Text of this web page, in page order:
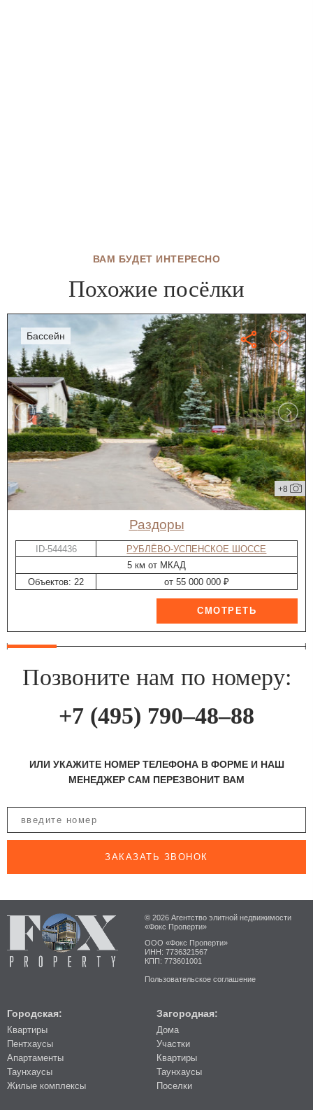
ВАМ БУДЕТ ИНТЕРЕСНО
Похожие посёлки
бассейн
+8
Раздоры
ID-544436
РУБЛЁВО-УСПЕНСКОЕ ШОССЕ
5 км от МКАД
Объектов: 22
от 55 000 000 ₽
Позвоните нам по номеру:
+7 (495) 790–48–88
ИЛИ УКАЖИТЕ НОМЕР ТЕЛЕФОНА В ФОРМЕ И НАШ
МЕНЕДЖЕР САМ ПЕРЕЗВОНИТ ВАМ
ЗАКАЗАТЬ ЗВОНОК
© 2026 Агентство элитной недвижимости
«Фокс Проперти»
ООО «Фокс Проперти»
ИНН: 7736321567
КПП: 773601001
Пользовательское соглашение
Городская:
Квартиры
Пентхаусы
Апартаменты
Таунхаусы
Жилые комплексы
Загородная:
Дома
Участки
Квартиры
Таунхаусы
Поселки